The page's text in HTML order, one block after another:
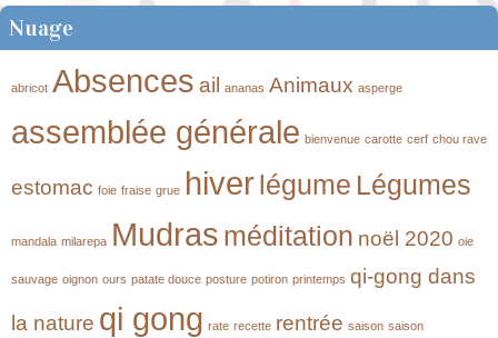
Nuage
abricot Absences ail ananas Animaux asperge
assemblée générale bienvenue carotte cerf chou rave
estomac foie fraise grue hiver légume Légumes
mandala milarepa Mudras méditation noël 2020 oie
sauvage oignon ours patate douce posture potiron printemps qi-gong dans
la nature qi gong rate recette rentrée saison saison